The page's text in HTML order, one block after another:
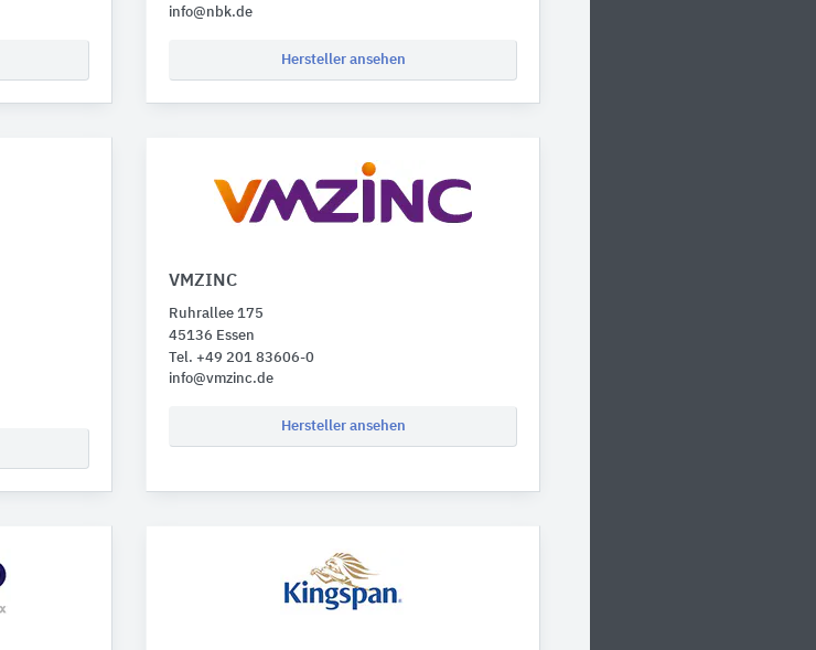
info@nbk.de
Hersteller ansehen
VMZINC
Ruhrallee 175
45136 Essen
Tel. +49 201 83606-0
info@vmzinc.de
Hersteller ansehen